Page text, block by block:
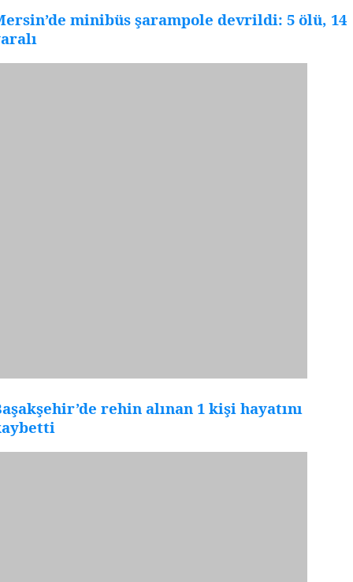
minibüs şarampole devrildi: 5 ölü, 14
rehin alınan 1 kişi hayatını